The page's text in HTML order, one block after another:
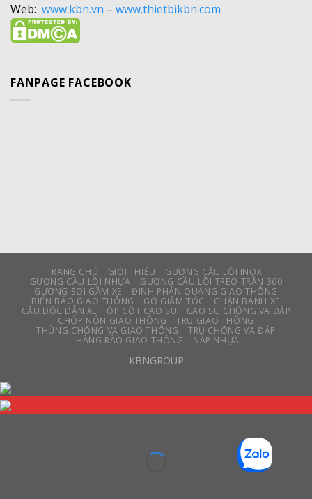
Web: www.kbn.vn – www.thietbikbn.com
FANPAGE FACEBOOK
TRANG CHỦ GIỚI THIỆU
GƯƠNG CẦU LỒI INOX
GƯƠNG CẦU LỒI NHỰA
GƯƠNG CẦU LỒI TREO TRẦN 360
GƯƠNG SOI GẦM XE
ĐINH PHẢN QUANG GIAO THÔNG
BIỂN BÁO GIAO THÔNG
GỜ GIẢM TỐC
CHẶN BÁNH XE
CẦU DỐC DẪN XE
ỐP CỘT CAO SU
CAO SU CHỐNG VA ĐẬP
CHÓP NÓN GIAO THÔNG
TRỤ GIAO THÔNG
THÙNG CHỐNG VA GIAO THÔNG
TRỤ CHỐNG VA ĐẬP
HÀNG RÀO GIAO THÔNG
NẮP NHỰA
KBNGROUP